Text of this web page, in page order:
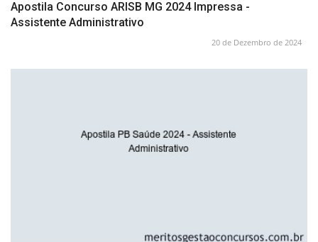
Apostila Concurso ARISB MG 2024 Impressa -
Assistente Administrativo
20 de Dezembro de 2024